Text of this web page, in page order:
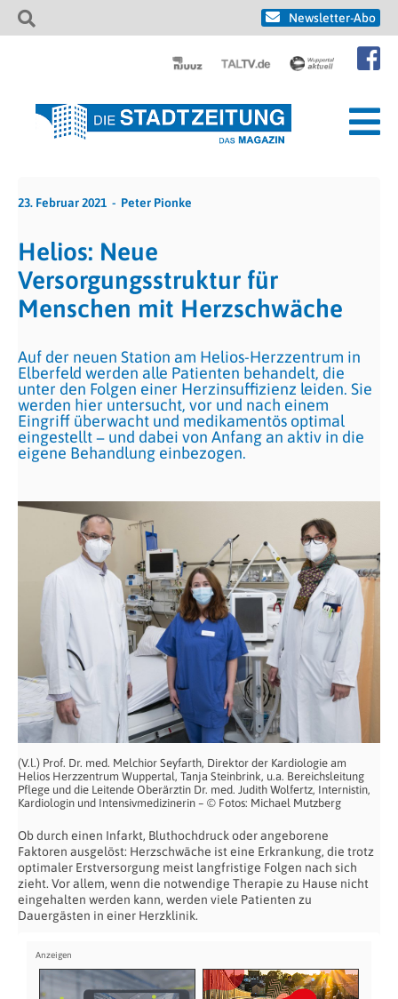
Newsletter-Abo
23. Februar 2021 Peter Pionke
Helios: Neue
Versorgungsstruktur für
Menschen mit Herzschwäche
Auf der neuen Station am Helios-Herzzentrum in
Elberfeld werden alle Patienten behandelt, die
unter den Folgen einer Herzinsuffizienz leiden. Sie
werden hier untersucht, vor und nach einem
Eingriff überwacht und medikamentös optimal
eingestellt − und dabei von Anfang an aktiv in die
eigene Behandlung einbezogen.
(V.l.) Prof. Dr. med. Melchior Seyfarth, Direktor der Kardiologie am
Helios Herzzentrum Wuppertal, Tanja Steinbrink, u.a. Bereichsleitung
Pflege und die Leitende Oberärztin Dr. med. Judith Wolfertz, Internistin,
Kardiologin und Intensivmedizinerin – © Fotos: Michael Mutzberg
Ob durch einen Infarkt, Bluthochdruck oder angeborene
Faktoren ausgelöst: Herzschwäche ist eine Erkrankung, die trotz
optimaler Erstversorgung meist langfristige Folgen nach sich
zieht. Vor allem, wenn die notwendige Therapie zu Hause nicht
eingehalten werden kann, werden viele Patienten zu
Dauergästen in einer Herzklinik.